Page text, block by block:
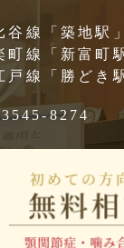
谷線「築地駅
町線「新富町
戸線「勝どき
8274